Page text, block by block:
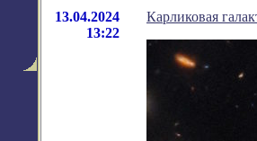
13.04.2024
13:22
Карликовая